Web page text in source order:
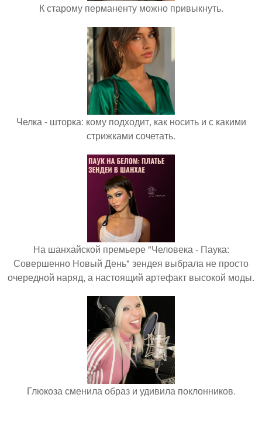
К старому перманенту можно привыкнуть.
Челка - шторка: кому подходит, как носить и с какими
стрижками сочетать.
На шанхайской премьере "Человека - Паука:
Совершенно Новый День" зендея выбрала не просто
очередной наряд, а настоящий артефакт высокой моды.
Глюкоза сменила образ и удивила поклонников.